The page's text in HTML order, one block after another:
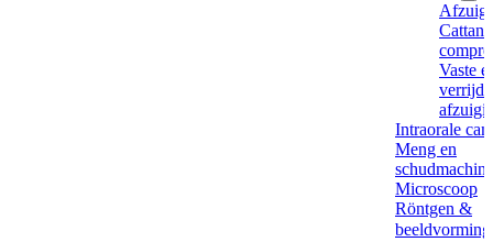
Cattani
Vaste
Intraorale
Meng en
Microscoop
Röntgen &
beeldvorming